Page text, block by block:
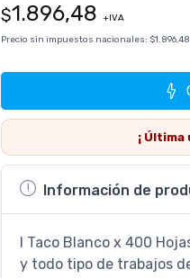
$1.896,48 +IVA
Precio sin impuestos nacionales: $1.896,48
¡ Última
Información de
l Taco Blanco x 400
y todo tipo de trabajos